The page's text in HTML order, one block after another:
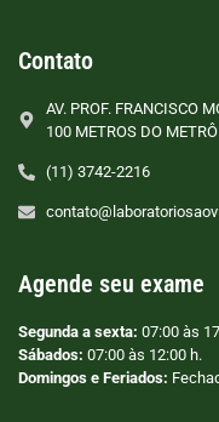
Contato
AV. PROF. FRANCISCO
100 METROS DO
(11) 3742-2216
Agende seu exame
Segunda a sexta: 07:00 às
Sábados: 07:00 às 12:00 h.
Domingos e Feriados: